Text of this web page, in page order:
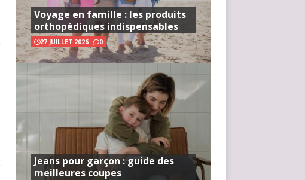
Voyage en famille : les produits
orthopédiques indispensables
27 JUILLET 2026 0
Jeans pour garçon : guide des
meilleures coupes